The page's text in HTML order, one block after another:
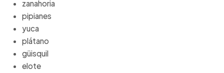
zanahoria
pipianes
yuca
plátano
güisquil
elote